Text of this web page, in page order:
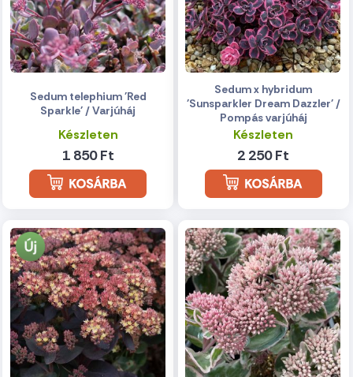
Sedum telephium 'Red
Sparkle' / Varjúháj
Készleten
1 850 Ft
Sedum x hybridum
'Sunsparkler Dream Dazzler' /
Pompás varjúháj
Készleten
2 250 Ft